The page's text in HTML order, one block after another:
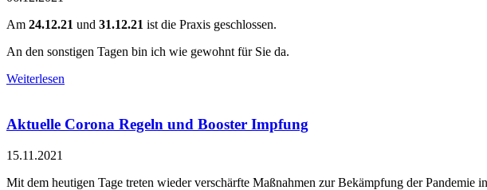
Am 24.12.21 und 31.12.21 ist die Praxis geschlossen.
An den sonstigen Tagen bin ich wie gewohnt für Sie da.
Weiterlesen
Aktuelle Corona Regeln und Booster Impfung
15.11.2021
Mit dem heutigen Tage treten wieder verschärfte Maßnahmen zur Bekämpfung der Pandemie